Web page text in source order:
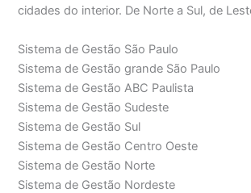
cidades do interior. De Norte a Sul, de
Sistema de Gestão São Paulo
Sistema de Gestão grande São Paulo
Sistema de Gestão ABC Paulista
Sistema de Gestão Sudeste
Sistema de Gestão Sul
Sistema de Gestão Centro Oeste
Sistema de Gestão Norte
Sistema de Gestão Nordeste